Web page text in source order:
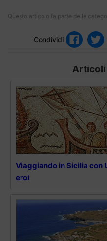
Questo articolo fa parte delle
Condividi
Articoli
Viaggiando in Sicilia con
eroi